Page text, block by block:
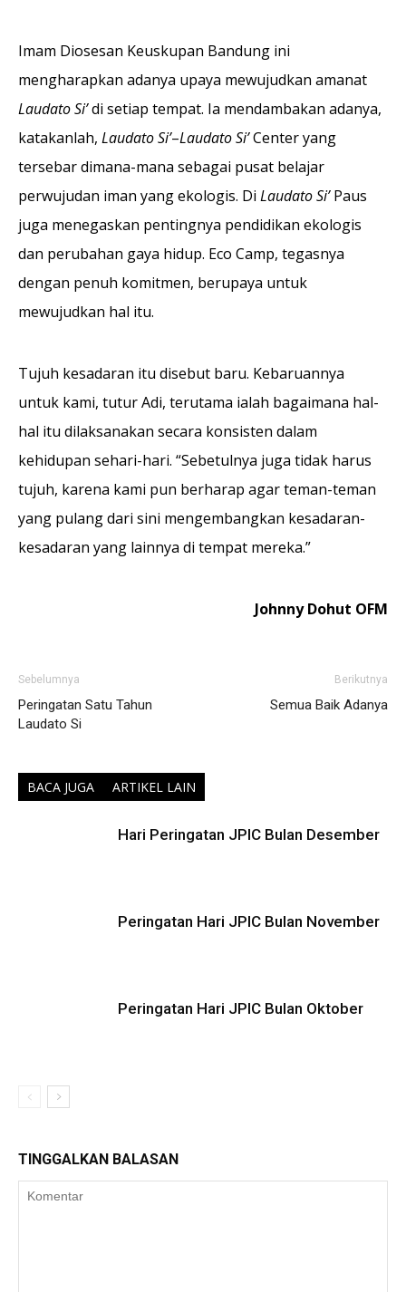
Imam Diosesan Keuskupan Bandung ini
mengharapkan adanya upaya mewujudkan amanat
Laudato Si’di setiap tempat. Ia mendambakan adanya,
katakanlah, Laudato Si’–Laudato Si’Center yang
tersebar dimana-mana sebagai pusat belajar
perwujudan iman yang ekologis. Di Laudato Si’Paus
juga menegaskan pentingnya pendidikan ekologis
dan perubahan gaya hidup. Eco Camp, tegasnya
dengan penuh komitmen, berupaya untuk
mewujudkan hal itu.
Tujuh kesadaran itu disebut baru. Kebaruannya
untuk kami, tutur Adi, terutama ialah bagaimana hal-
hal itu dilaksanakan secara konsisten dalam
kehidupan sehari-hari. “Sebetulnya juga tidak harus
tujuh, karena kami pun berharap agar teman-teman
yang pulang dari sini mengembangkan kesadaran-
kesadaran yang lainnya di tempat mereka.”
Johnny Dohut OFM
Sebelumnya
Peringatan Satu Tahun
Laudato Si
Berikutnya
Semua Baik Adanya
BACA JUGA ARTIKEL LAIN
Hari Peringatan JPIC Bulan Desember
Peringatan Hari JPIC Bulan November
Peringatan Hari JPIC Bulan Oktober
TINGGALKAN BALASAN